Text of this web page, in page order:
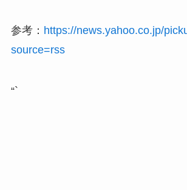
参考： https://news.yahoo.co.jp/
source=rss
“`